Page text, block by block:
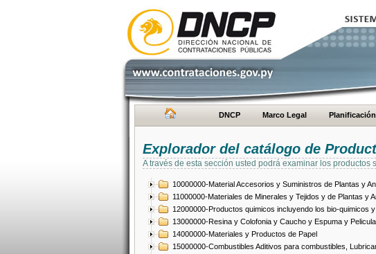
DNCP Marco Legal Planificación
Explorador del catálogo de
A través de esta sección usted podrá examinar los
10000000-Material Accesorios y Suministros de Plantas y
11000000-Materiales de Minerales y Tejidos y de Plantas y
12000000-Productos quimicos incluyendo los bio-quimicos
13000000-Resina y Colofonia y Caucho y Espuma y
14000000-Materiales y Productos de Papel
15000000-Combustibles Aditivos para combustibles,